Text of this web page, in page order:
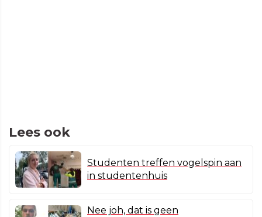
Lees ook
Studenten treffen vogelspin aan
in studentenhuis
Nee joh, dat is geen